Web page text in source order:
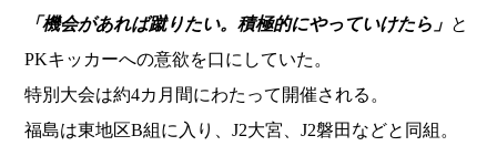
「機会があれば蹴りたい。積極的にやっていけたら」 と
PKキッカーへの意欲を口にしていた。
特別大会は約4カ月間にわたって開催される。
福島は東地区B組に入り、J2大宮、J2磐田などと同組。